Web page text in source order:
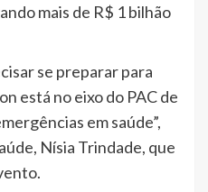
mais de R$ 1 bilhão
se preparar para
está no eixo do PAC de
em saúde”,
Nísia Trindade, que